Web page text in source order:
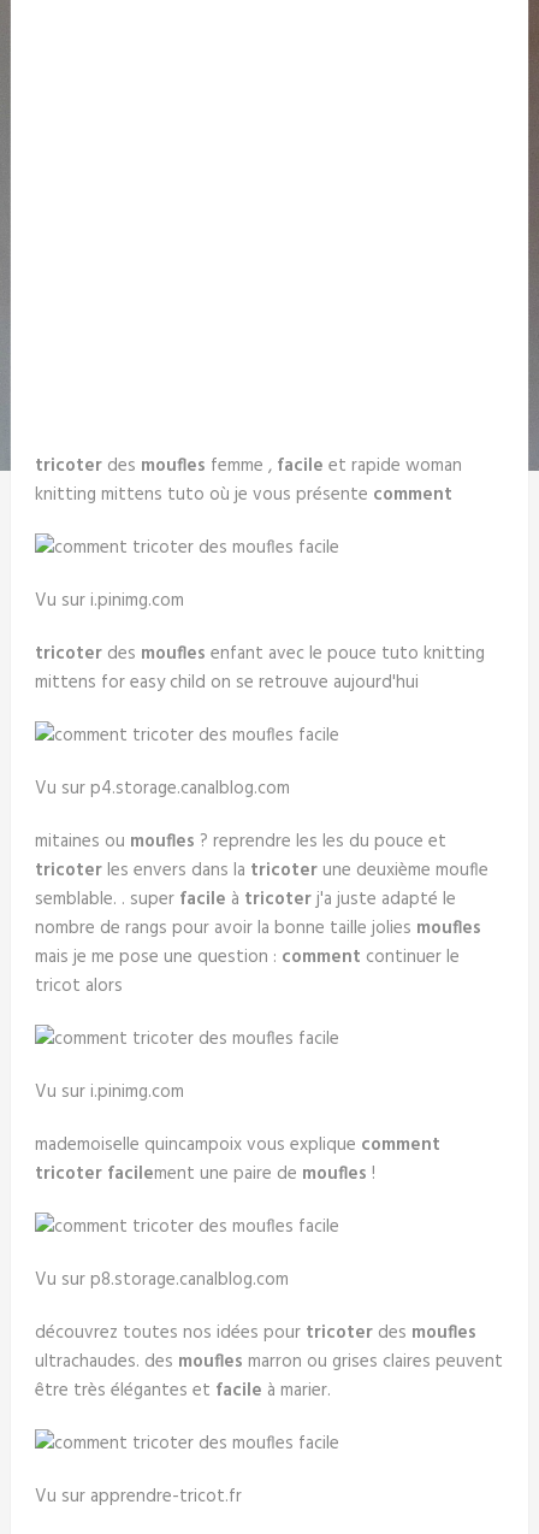
tricoterdes moufles femme , facile et rapide woman
knitting mittens tuto où je vous présente comment
Vu sur i.pinimg.com
tricoterdes moufles enfant avec le pouce tuto knitting
mittens for easy child on se retrouve aujourd'hui
Vu sur p4.storage.canalblog.com
mitaines ou moufles ? reprendre les les du pouce et
tricoterles envers dans la tricoterune deuxième moufle
semblable. . super facile à tricoterj'a juste adapté le
nombre de rangs pour avoir la bonne taille jolies moufles
mais je me pose une question : comment continuer le
tricot alors
Vu sur i.pinimg.com
mademoiselle quincampoix vous explique comment
tricoter facilement une paire de moufles !
Vu sur p8.storage.canalblog.com
découvrez toutes nos idées pour tricoterdes moufles
ultrachaudes. des moufles marron ou grises claires peuvent
être très élégantes et facile à marier.
Vu sur apprendre-tricot.fr